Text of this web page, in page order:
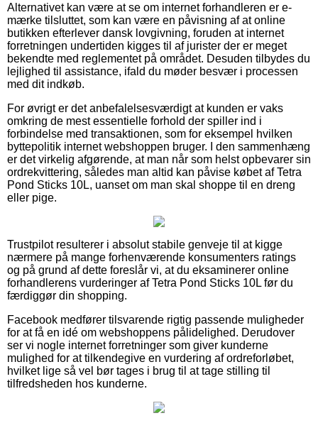
Alternativet kan være at se om internet forhandleren er e-
mærke tilsluttet, som kan være en påvisning af at online
butikken efterlever dansk lovgivning, foruden at internet
forretningen undertiden kigges til af jurister der er meget
bekendte med reglementet på området. Desuden tilbydes du
lejlighed til assistance, ifald du møder besvær i processen
med dit indkøb.
For øvrigt er det anbefalelsesværdigt at kunden er vaks
omkring de mest essentielle forhold der spiller ind i
forbindelse med transaktionen, som for eksempel hvilken
byttepolitik internet webshoppen bruger. I den sammenhæng
er det virkelig afgørende, at man når som helst opbevarer sin
ordrekvittering, således man altid kan påvise købet af Tetra
Pond Sticks 10L, uanset om man skal shoppe til en dreng
eller pige.
Trustpilot resulterer i absolut stabile genveje til at kigge
nærmere på mange forhenværende konsumenters ratings
og på grund af dette foreslår vi, at du eksaminerer online
forhandlerens vurderinger af Tetra Pond Sticks 10L før du
færdiggør din shopping.
Facebook medfører tilsvarende rigtig passende muligheder
for at få en idé om webshoppens pålidelighed. Derudover
ser vi nogle internet forretninger som giver kunderne
mulighed for at tilkendegive en vurdering af ordreforløbet,
hvilket lige så vel bør tages i brug til at tage stilling til
tilfredsheden hos kunderne.